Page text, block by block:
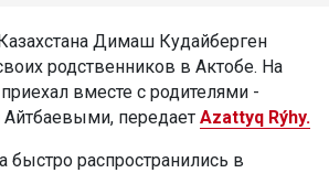
Димаш Кудайберген
родственников в Актобе. На
вместе с родителями -
Айтбаевыми, передает Azattyq Rýhy.
быстро распространились в